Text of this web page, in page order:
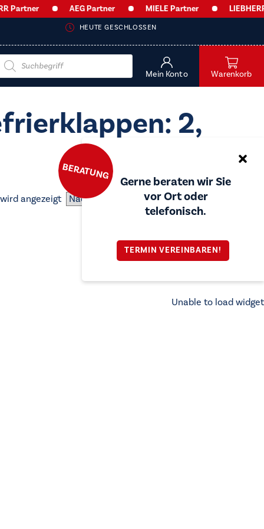
AEG Partner MIELE Partner LIEBHERR
HEUTE GESCHLOSSEN
Mein Konto Warenkorb
BERATUNG
Gerne beraten wir Sie
vor Ort oder
telefonisch.
TERMIN VEREINBAREN!
2,
angezeigt
Unable to load widget